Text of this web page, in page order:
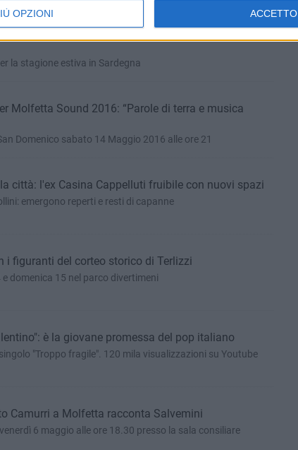
OPZIONI ACCETTO
attori, cantanti: sabato audizioni con Irina
la stagione estiva in Sardegna
Molfetta Sound 2016: “Parole di terra e musica
Domenico sabato 14 Maggio 2016 alle ore 21
città: l'ex Casina Cappelluti fruibile con nuovi spazi
emergono reperti e resti di capanne
i figuranti del corteo storico di Terlizzi
domenica 15 nel parco divertimeni
è la giovane promessa del pop italiano
"Troppo fragile". 120 mila visualizzazioni su Youtube
Camurri a Molfetta racconta Salvemini
6 maggio alle ore 18.30 presso la sala consiliare